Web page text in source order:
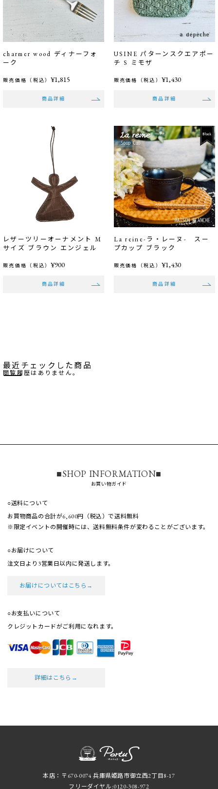
charmer wood ディナーフォ
ーク
販売価格（税込）¥1,815
商品詳細
USINE パターンスクエアポー
チ S ミモザ
販売価格（税込） ¥1,430
商品詳細
レザーツリーオーナメント M
サイズ ブラウン エンジェル
販売価格（税込） ¥900
商品詳細
La reine-ラ・レーヌ- スー
プカップ ブラック
販売価格（税込） ¥1,430
商品詳細
最近チェックした商品
閲覧履歴はありません。
■SHOP INFORMATION■
お買い物ガイド
○送料について
お買物商品の合計が6,600円（税込）で送料無料
※限定イベントの開催時には、送料無料条件が変わることがございます。
○お届けについて
注文日より3営業日以内に発送します。
お届けについてはこちら→
○お支払いについて
クレジットカードがご利用になれます。
詳細はこちら→
本店：〒670-0074 兵庫県姫路市御立西2丁目8-17
フリーダイヤル:0120-308-972